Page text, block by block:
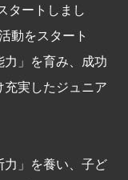
タートしまし
動をスタート
力」を育み、成功
実したジュニア
力」を養い、子ど